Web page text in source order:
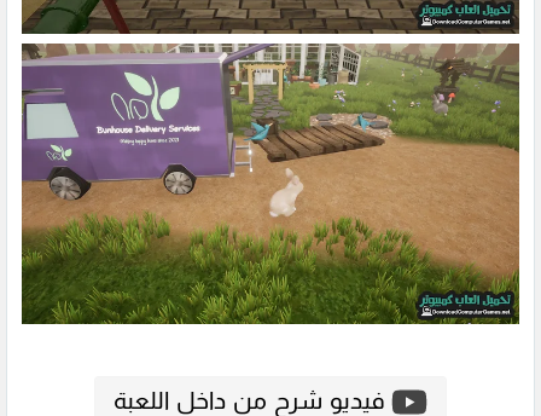
فيديو شرح من داخل اللعبة